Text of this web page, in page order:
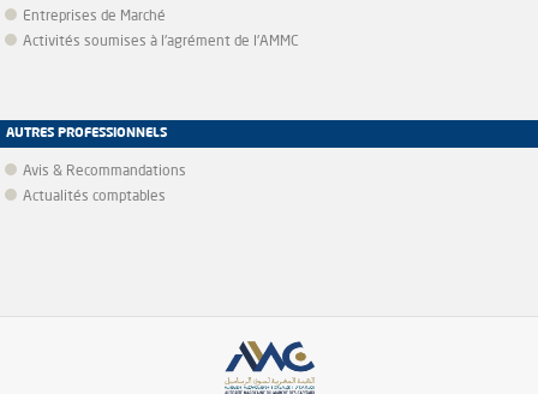
Entreprises de Marché
Activités soumises à l'agrément de l'AMMC
AUTRES PROFESSIONNELS
Avis & Recommandations
Actualités comptables